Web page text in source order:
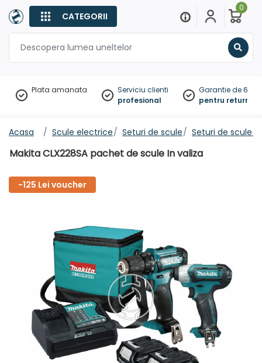
CATEGORII
0
Plata amanata
Serviciu clienti
profesional
Garantie de 60
pentru
Acasa Scule electrice Seturi de scule Seturi de scule
Makita CLX228SA pachet de scule In valiza
-125 Lei voucher